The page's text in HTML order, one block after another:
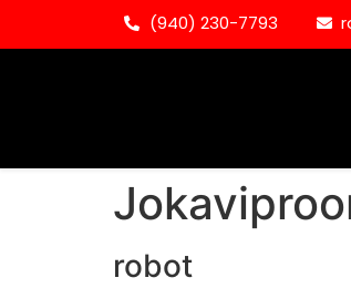
(940) 230-7793
robot